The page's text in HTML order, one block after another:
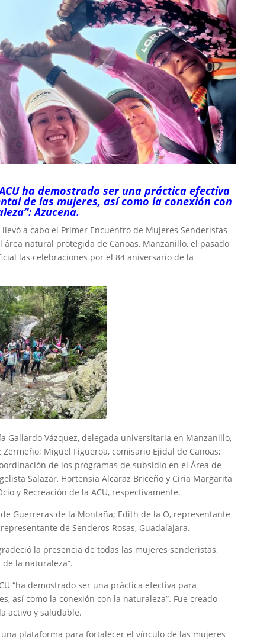
ha demostrado ser una práctica efectiva
de las mujeres, así como la conexión con
Azucena.
a cabo el Primer Encuentro de Mujeres Senderistas –
área natural protegida de Canoas, Manzanillo, el pasado
las celebraciones por el 84 aniversario de la
Gallardo Vázquez, delegada universitaria en Manzanillo,
Miguel Figueroa, comisario Ejidal de Canoas;
de los programas de subsidio en el Área de
Salazar, Hortensia Alcaraz Briceño y Ciria Margarita
y Recreación de la ACU, respectivamente.
Guerreras de la Montaña; Edith de la O, representante
de Senderos Rosas, Guadalajara.
la presencia de todas las mujeres senderistas,
la naturaleza”.
“ha demostrado ser una práctica efectiva para
así como la conexión con la naturaleza”. Fue creado
activo y saludable.
plataforma para fortalecer el vínculo de las mujeres